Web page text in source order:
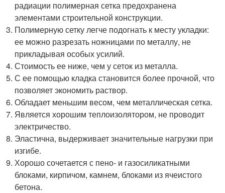
радиации полимерная сетка предохранена
элементами строительной конструкции.
Полимерную сетку легче подогнать к месту укладки:
ее можно разрезать ножницами по металлу, не
прикладывая особых усилий.
Стоимость ее ниже, чем у сеток из металла.
С ее помощью кладка становится более прочной, что
позволяет экономить раствор.
Обладает меньшим весом, чем металлическая сетка.
Является хорошим теплоизолятором, не проводит
электричество.
Эластична, выдерживает значительные нагрузки при
изгибе.
Хорошо сочетается с пено- и газосиликатными
блоками, кирпичом, камнем, блоками из ячеистого
бетона.